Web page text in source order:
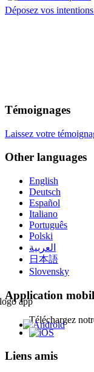
Déposez vos
Témoignages
Laissez votre
Other languages
English
Deutsch
Español
Italiano
Português
Polski
العربية
日本語
Slovensky
Application
Téléchargez
Liens amis